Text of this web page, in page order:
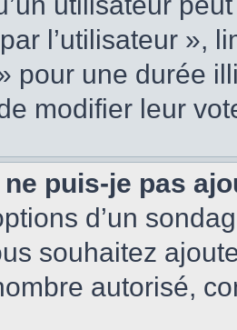
l’utilisateur »,
pour une durée
modifier leur
puis-je pas
d’un
souhaitez
autorisé,